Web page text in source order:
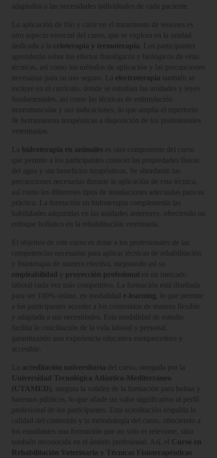
adaptados a las necesidades individuales de cada paciente.
La aplicación de frío y calor en el tratamiento de lesiones es
otro aspecto esencial del curso, que se explora en la unidad
dedicada a la crioterapia y termoterapia . Los participantes
aprenderán sobre los efectos fisiológicos y biológicos de estas
técnicas, así como los métodos de aplicación y las precauciones
necesarias para su uso seguro. La electroterapia también se
incluye en el currículo, donde se estudian las unidades y leyes
fundamentales, así como las técnicas de estimulación
neuromuscular y sus indicaciones, lo que amplía el repertorio
de herramientas terapéuticas a disposición de los profesionales
veterinarios.
La hidroterapia en animales es otro componente del curso
que permite a los participantes conocer las propiedades físicas
del agua y sus beneficios terapéuticos. Se abordarán las
precauciones necesarias durante la aplicación de esta técnica,
así como los diferentes tipos de instalaciones adecuadas para su
práctica. La formación en hidroterapia complementa las
habilidades adquiridas en las unidades anteriores, ofreciendo un
enfoque holístico en la rehabilitación veterinaria.
El objetivo de este curso es dotar a los profesionales de las
competencias necesarias para aplicar técnicas de rehabilitación
y fisioterapia de manera efectiva, mejorando así su
empleabilidad y proyección profesional en un mercado
laboral cada vez más competitivo. La formación está diseñada
para ser 100% online, en modalidad e-learning , lo que permite
a los participantes acceder a los contenidos de manera flexible
y adaptada a sus necesidades. Esta modalidad de estudio
facilita la conciliación de la vida laboral y personal,
garantizando una experiencia educativa enriquecedora y
accesible.
La acreditación universitaria del curso, otorgada por la
Universidad Tecnológica Atlántico-Mediterráneo
(UTAMED) , asegura la validez de la formación para bolsas y
baremos públicos, lo que añade un valor significativo al perfil
profesional de los participantes. Esta acreditación respalda la
calidad del contenido y la metodología del curso, ofreciendo a
los estudiantes una formación que no solo es relevante, sino
también reconocida en el ámbito profesional. Así, el Curso en
Rehabilitación Veterinaria y Técnicas Fisioterapéuticas